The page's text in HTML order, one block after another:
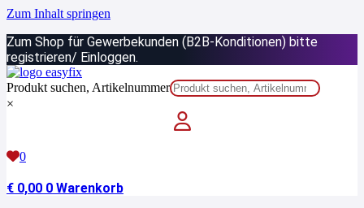
Zum Inhalt springen
Zum Shop für Gewerbekunden (B2B-Konditionen) bitte
registrieren/ Einloggen.
Produkt suchen, Artikelnummer
×
0
€ 0,00 0 Warenkorb